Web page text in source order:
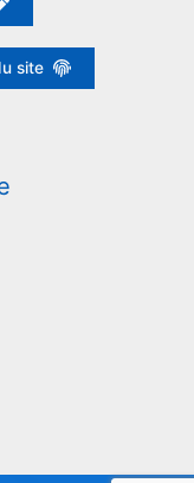
site